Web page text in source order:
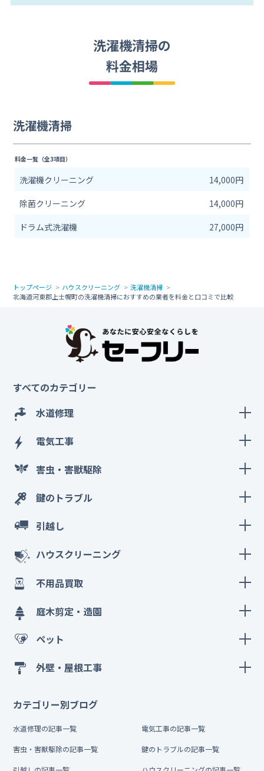
洗濯機清掃の
料金相場
洗濯機清掃
料金一覧（全3項目）
洗濯機クリーニング
14,000円
除菌クリーニング
14,000円
ドラム式洗濯機
27,000円
トップページ ハウスクリーニング
洗濯機清掃
北海道河東郡上士幌町の洗濯機清掃におすすめの業者を料金と口コミで比較
すべてのカテゴリー
水道修理
電気工事
害虫・害獣駆除
鍵のトラブル
引越し
ハウスクリーニング
不用品買取
庭木剪定・造園
ペット
外壁・屋根工事
カテゴリー別ブログ
水道修理の記事一覧 電気工事の記事一覧
害虫・害獣駆除の記事一覧 鍵のトラブルの記事一覧